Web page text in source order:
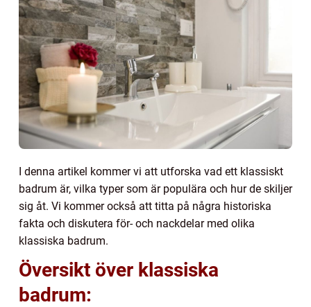
I denna artikel kommer vi att utforska vad ett klassiskt
badrum är, vilka typer som är populära och hur de skiljer
sig åt. Vi kommer också att titta på några historiska
fakta och diskutera för- och nackdelar med olika
klassiska badrum.
Översikt över klassiska
badrum: